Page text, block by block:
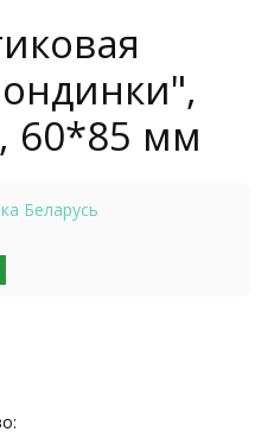
60*85 мм
Беларусь